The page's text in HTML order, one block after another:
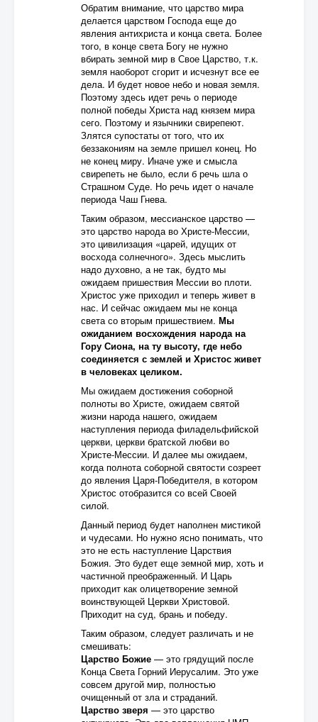
Обратим внимание, что царство мира
делается царством Господа еще до
явления антихриста и конца света. Более
того, в конце света Богу не нужно
вбирать земной мир в Свое Царство, т.к.
земля наоборот сгорит и исчезнут все ее
дела. И будет новое небо и новая земля.
Поэтому здесь идет речь о периоде
полной победы Христа над князем мира
сего. Поэтому и язычники свирепеют.
Злятся супостаты от того, что их
беззакониям на земле пришел конец. Но
не конец миру. Иначе уже и смысла
свирепеть не было, если б речь шла о
Страшном Суде. Но речь идет о начале
периода Чаш Гнева.
Таким образом, мессианское царство —
это царство народа во Христе-Мессии,
это цивилизация «царей, идущих от
восхода солнечного». Здесь мыслить
надо духовно, а не так, будто мы
ожидаем пришествия Мессии во плоти.
Христос уже приходил и теперь живет в
нас. И сейчас ожидаем мы не конца
света со вторым пришествием. Мы
ожиданием восхождения народа на
Гору Сиона, на ту высоту, где небо
соединяется с землей и Христос живет
в человеках целиком.
Мы ожидаем достижения соборной
полноты во Христе, ожидаем святой
жизни народа нашего, ожидаем
наступления периода филадельфийской
церкви, церкви братской любви во
Христе-Мессии. И далее мы ожидаем,
когда полнота соборной святости созреет
до явления Царя-Победителя, в котором
Христос отобразится со всей Своей
силой.
Данный период будет наполнен мистикой
и чудесами. Но нужно ясно понимать, что
это не есть наступление Царствия
Божия. Это будет еще земной мир, хоть и
частичной преображенный. И Царь
приходит как олицетворение земной
воинствующей Церкви Христовой.
Приходит на суд, брань и победу.
Таким образом, следует различать и не
смешивать:
Царство Божие— это грядущий после
Конца Света Горний Иерусалим. Это уже
совсем другой мир, полностью
очищенный от зла и страданий.
Царство зверя — это царство